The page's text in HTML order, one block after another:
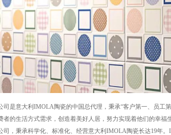
司是意大利IMOLA陶瓷的中国总代理，秉承“客户第一、员工
者的生活方式需求，创造着美好人居，努力实现着他们的幸福生
司，秉承科学化、标准化、经营意大利IMOLA陶瓷长达19年